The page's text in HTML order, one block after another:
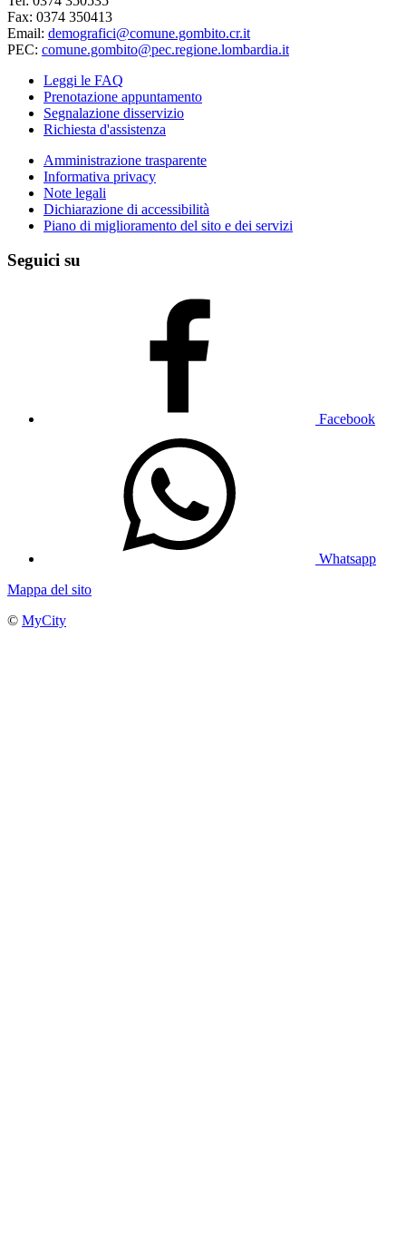
Fax: 0374 350413
Email: demografici@comune.gombito.cr.it
PEC: comune.gombito@pec.regione.lombardia.it
Leggi le FAQ
Prenotazione appuntamento
Segnalazione disservizio
Richiesta d'assistenza
Amministrazione trasparente
Informativa privacy
Note legali
Dichiarazione di accessibilità
Piano di miglioramento del sito e dei servizi
Seguici su
Facebook
Whatsapp
Mappa del sito
© MyCity